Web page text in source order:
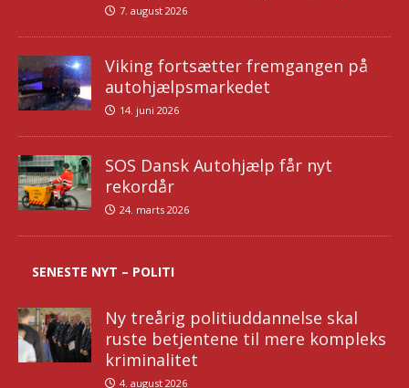
7. august 2026
Viking fortsætter fremgangen på
autohjælpsmarkedet
14. juni 2026
SOS Dansk Autohjælp får nyt
rekordår
24. marts 2026
SENESTE NYT – POLITI
Ny treårig politiuddannelse skal
ruste betjentene til mere kompleks
kriminalitet
4. august 2026